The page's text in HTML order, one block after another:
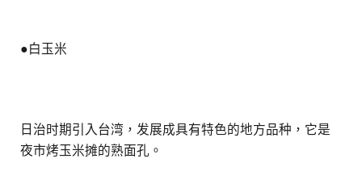
●白玉米
日治时期引入台湾，发展成具有特色的地方品种，它是
夜市烤玉米摊的熟面孔。